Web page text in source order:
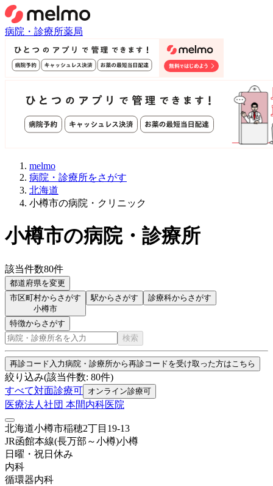
病院・診療所薬局
melmo
病院・診療所をさがす
北海道
小樽市の病院・クリニック
小樽市の病院・診療所
該当件数80件
都道府県を変更
市区町村からさがす
小樽市
駅からさがす 診療科からさがす
特徴からさがす
検索
再診コード入力病院・診療所から再診コードを受け取った方はこちら
絞り込み(該当件数: 80件)
すべて対面診療可 オンライン診療可
医療法人社団 本間内科医院
北海道小樽市稲穂2丁目19-13
JR函館本線(長万部～小樽)小樽
日曜・祝日 休み
内科
循環器内科